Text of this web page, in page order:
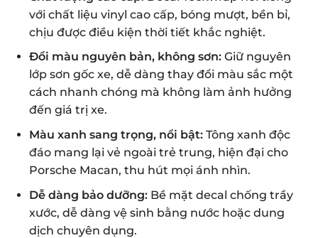
với chất liệu vinyl cao cấp, bóng mượt, bền bỉ,
chịu được điều kiện thời tiết khắc nghiệt.
Đổi màu nguyên bản, không sơn:Giữ nguyên
lớp sơn gốc xe, dễ dàng thay đổi màu sắc một
cách nhanh chóng mà không làm ảnh hưởng
đến giá trị xe.
Màu xanh sang trọng, nổi bật:Tông xanh độc
đáo mang lại vẻ ngoài trẻ trung, hiện đại cho
Porsche Macan, thu hút mọi ánh nhìn.
Dễ dàng bảo dưỡng:Bề mặt decal chống trầy
xước, dễ dàng vệ sinh bằng nước hoặc dung
dịch chuyên dụng.